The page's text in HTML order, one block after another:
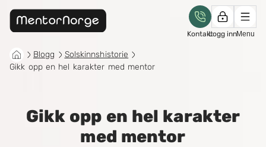
Logg innMenu
Kontakt
Blogg
Solskinnshistorie
Gikk opp en hel karakter med mentor
Gikk opp en hel karakter
med mentor